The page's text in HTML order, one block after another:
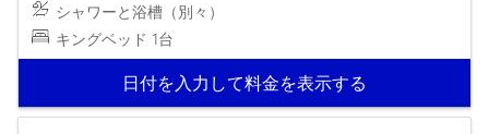
シャワーと浴槽（別々）
キングベッド 1台
日付を入力して料金を表示する